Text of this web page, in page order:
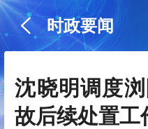
时政要闻
沈晓明调度
故后续处置工